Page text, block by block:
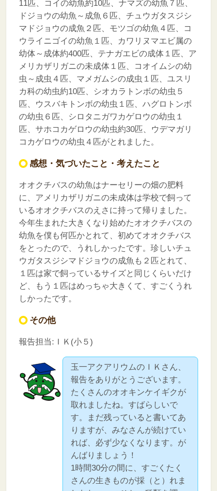
11匹、コイの幼魚約10匹、ナマズの幼魚７匹、
ドジョウの幼魚～成魚６匹、チュウガタスジシ
マドジョウの成魚２匹、モツゴの幼魚４匹、コ
ウライニゴイの幼魚１匹、カワリヌマエビ属の
幼体～成体約400匹、テナガエビの成体１匹、ア
メリカザリガニの未成体１匹、コオイムシの幼
虫～成虫４匹、マメガムシの成虫１匹、ユスリ
カ科の幼虫約10匹、シオカラトンボの幼虫５
匹、ウスバキトンボの幼虫１匹、ハグロトンボ
の幼虫６匹、シロタニガワカゲロウの幼虫１
匹、サホコカゲロウの幼虫約30匹、ウデマガリ
コカゲロウの幼虫４匹がとれました。
感想・気づいたこと・考えたこと
オオクチバスの幼魚はナーセリーの畑の肥料
に、アメリカザリガニの未成体は学校で飼って
いるオオクチバスのえさに持って帰りました。
今年生まれた大きくなり始めたオオクチバスの
幼魚を僕も何匹かとれて、初めてオオクチバス
をとったので、うれしかったです。珍しいチュ
ウガタスジシマドジョウの成魚も２匹とれて、
１匹は家で飼っているサイズと同じくらいだけ
ど、もう１匹はめっちゃ大きくて、すごくうれ
しかったです。
その他
報告担当:ＩＫ(小５)
玉一アクアリウムのＩＫさん、
報告をありがとうございます。
たくさんのオオキンケイギクが
取れましたね。すばらしいで
す。まだ残っていると書いてあ
りますが、みなさんが続けてい
れば、必ず少なくなります。が
んばりましょう！
1時間30分の間に、すごくたく
さんの生きものが採（と）れま